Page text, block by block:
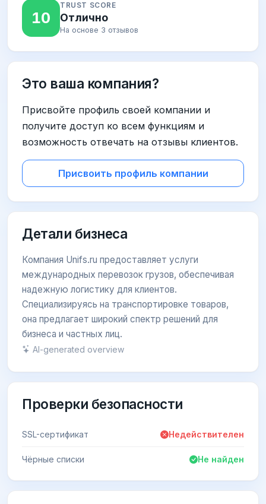
10
TRUST SCORE
Отлично
На основе 3 отзывов
Это ваша компания?
Присвойте профиль своей компании и
получите доступ ко всем функциям и
возможность отвечать на отзывы клиентов.
Присвоить профиль компании
Детали бизнеса
Компания Unifs.ru предоставляет услуги
международных перевозок грузов, обеспечивая
надежную логистику для клиентов.
Специализируясь на транспортировке товаров,
она предлагает широкий спектр решений для
бизнеса и частных лиц.
AI-generated overview
Проверки безопасности
SSL-сертификат Недействителен
Чёрные списки Не найден